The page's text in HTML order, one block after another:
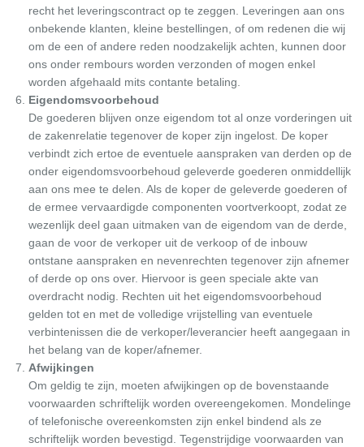
recht het leveringscontract op te zeggen. Leveringen aan ons
onbekende klanten, kleine bestellingen, of om redenen die wij
om de een of andere reden noodzakelijk achten, kunnen door
ons onder rembours worden verzonden of mogen enkel
worden afgehaald mits contante betaling.
Eigendomsvoorbehoud
De goederen blijven onze eigendom tot al onze vorderingen uit
de zakenrelatie tegenover de koper zijn ingelost. De koper
verbindt zich ertoe de eventuele aanspraken van derden op de
onder eigendomsvoorbehoud geleverde goederen onmiddellijk
aan ons mee te delen. Als de koper de geleverde goederen of
de ermee vervaardigde componenten voortverkoopt, zodat ze
wezenlijk deel gaan uitmaken van de eigendom van de derde,
gaan de voor de verkoper uit de verkoop of de inbouw
ontstane aanspraken en nevenrechten tegenover zijn afnemer
of derde op ons over. Hiervoor is geen speciale akte van
overdracht nodig. Rechten uit het eigendomsvoorbehoud
gelden tot en met de volledige vrijstelling van eventuele
verbintenissen die de verkoper/leverancier heeft aangegaan in
het belang van de koper/afnemer.
Afwijkingen
Om geldig te zijn, moeten afwijkingen op de bovenstaande
voorwaarden schriftelijk worden overeengekomen. Mondelinge
of telefonische overeenkomsten zijn enkel bindend als ze
schriftelijk worden bevestigd. Tegenstrijdige voorwaarden van